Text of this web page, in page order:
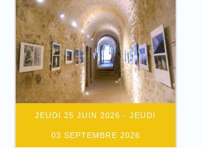
JEUDI 25 JUIN 2026 - JEUDI
03 SEPTEMBRE 2026